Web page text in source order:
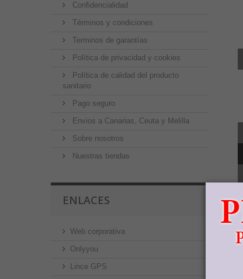
Confidencialidad
Términos y condiciones
Terminos de garantías
Política de privacidad y cookies
Política de calidad del producto
sanitario
Pago seguro
Envios a Canarias, Ceuta y Melilla
Sobre nosotros
Nuestras tiendas
ENLACES
Web corporativa
Onlyyou
Lince GPS